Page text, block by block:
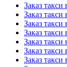
Заказ такси
Заказ
Заказ такси
Заказ
Заказ
Заказ такси
Заказ